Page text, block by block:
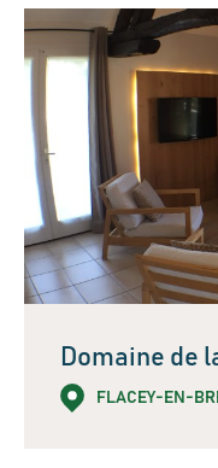
Domaine de
FLACEY-EN-